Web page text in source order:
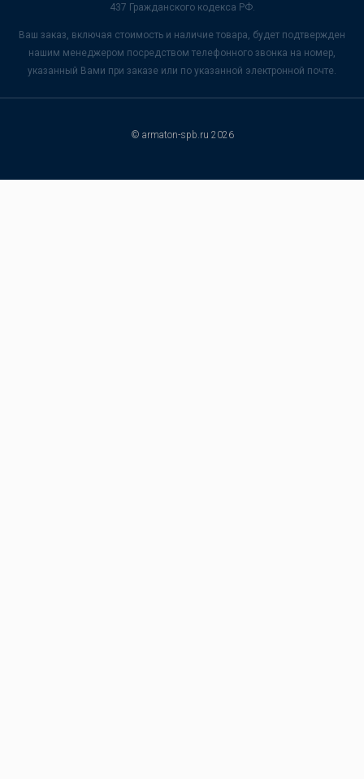
437 Гражданского кодекса РФ.
Ваш заказ, включая стоимость и наличие товара, будет подтвержден
нашим менеджером посредством телефонного звонка на номер,
указанный Вами при заказе или по указанной электронной почте.
© armaton-spb.ru 2026